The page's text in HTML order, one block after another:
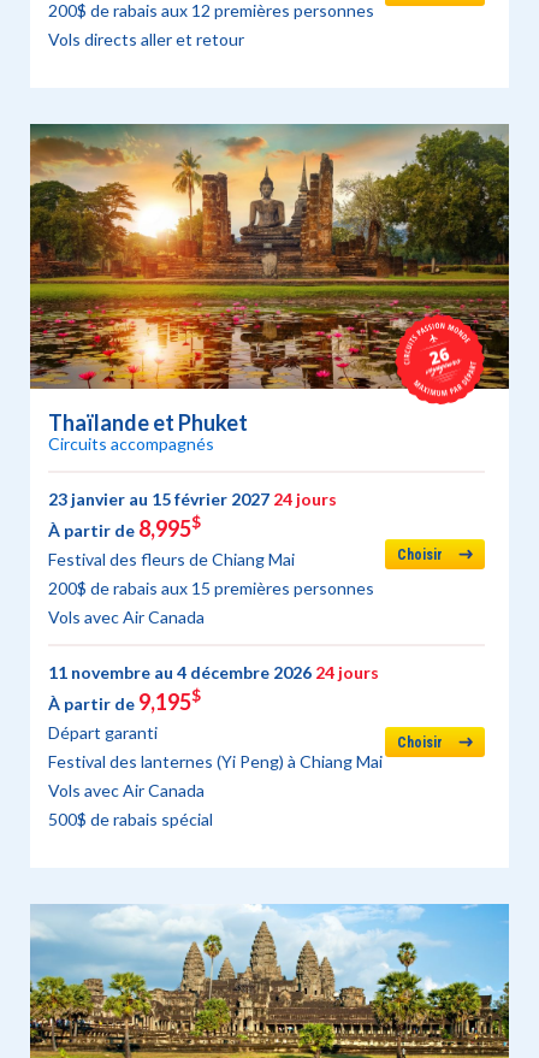
200$ de rabais aux 12 premières personnes
Vols directs aller et retour
Thaïlande et Phuket
Circuits accompagnés
23 janvier au 15 février 2027 24 jours
À partir de 8,995$
Festival des fleurs de Chiang Mai
200$ de rabais aux 15 premières personnes
Vols avec Air Canada
Choisir
11 novembre au 4 décembre 2026 24 jours
À partir de 9,195$
Départ garanti
Festival des lanternes (Yi Peng) à Chiang Mai
Vols avec Air Canada
500$ de rabais spécial
Choisir